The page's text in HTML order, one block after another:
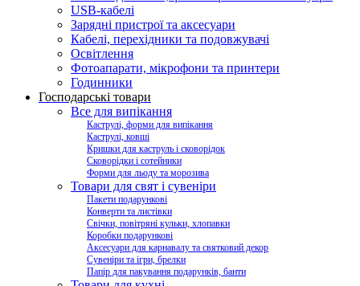
USB-кабелі
Зарядні пристрої та аксесуари
Кабелі, перехідники та подовжувачі
Освітлення
Фотоапарати, мікрофони та принтери
Годинники
Господарські товари
Все для випікання
Каструлі, форми для випікання
Каструлі, ковші
Кришки для каструль і сковорідок
Сковорідки і сотейники
Форми для льоду та морозива
Товари для свят і сувеніри
Пакети подарункові
Конверти та листівки
Свічки, повітряні кульки, хлопавки
Коробки подарункові
Аксесуари для карнавалу та святковий декор
Сувеніри та ігри, брелки
Папір для пакування подарунків, банти